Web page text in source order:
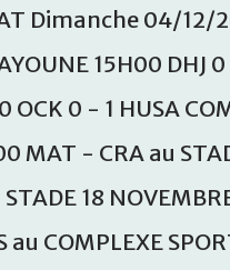
Dimanche 04/12/
15H00 DHJ
OCK 0 - 1 HUSA
MAT - CRA au
18
COMPLEXE